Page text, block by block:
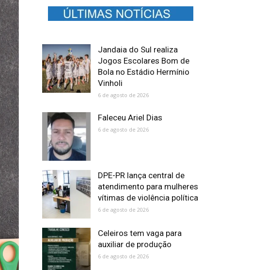
Jandaia do Sul realiza
Jogos Escolares Bom de
Bola no Estádio Hermínio
Vinholi
6 de agosto de 2026
Faleceu Ariel Dias
6 de agosto de 2026
DPE-PR lança central de
atendimento para mulheres
vítimas de violência política
6 de agosto de 2026
Celeiros tem vaga para
auxiliar de produção
6 de agosto de 2026